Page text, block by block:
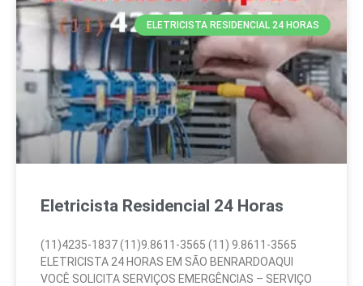
ELETRICISTA RESIDENCIAL 24 HORAS
Eletricista Residencial 24 Horas
(11)4235-1837 (11)9.8611-3565 (11) 9.8611-3565
ELETRICISTA 24 HORAS EM SÃO BENRARDOAQUI
VOCÊ SOLICITA SERVIÇOS EMERGÊNCIAS – SERVIÇO